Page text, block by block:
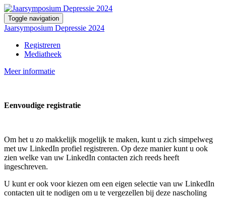
Toggle navigation
Jaarsymposium Depressie 2024
Registreren
Mediatheek
Meer informatie
Eenvoudige registratie
Om het u zo makkelijk mogelijk te maken, kunt u zich simpelweg
met uw LinkedIn profiel registreren. Op deze manier kunt u ook
zien welke van uw LinkedIn contacten zich reeds heeft
ingeschreven.
U kunt er ook voor kiezen om een eigen selectie van uw LinkedIn
contacten uit te nodigen om u te vergezellen bij deze nascholing